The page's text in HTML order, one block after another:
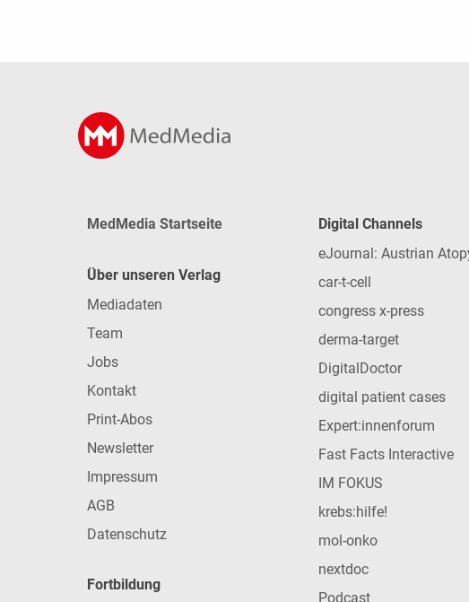
MedMedia Startseite
Über unseren Verlag
Mediadaten
Team
Jobs
Kontakt
Print-Abos
Newsletter
Impressum
AGB
Datenschutz
Fortbildung
Digital Channels
eJournal: Austrian
car-t-cell
congress x-press
derma-target
DigitalDoctor
digital patient cases
Expert:innenforum
Fast Facts Interactive
IM FOKUS
krebs:hilfe!
mol-onko
nextdoc
Podcast